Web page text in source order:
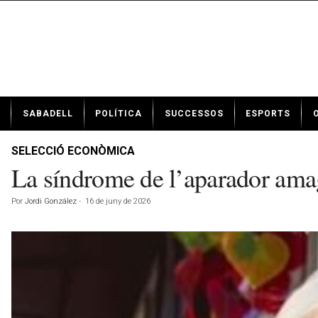
t
SABADELL POLÍTICA SUCCESSOS ESPORTS
SELECCIÓ ECONÒMICA
La síndrome de l’aparador
Por Jordi González - 16 de juny de 2026